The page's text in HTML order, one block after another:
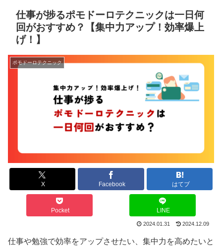
仕事が捗るポモドーロテクニックは一日何
回がおすすめ？【集中力アップ！効率爆上
げ！】
ポモドーロテクニック
X Facebook はてブ
Pocket LINE
2024.01.31 2024.12.09
仕事や勉強で効率をアップさせたい、集中力を高めたいと